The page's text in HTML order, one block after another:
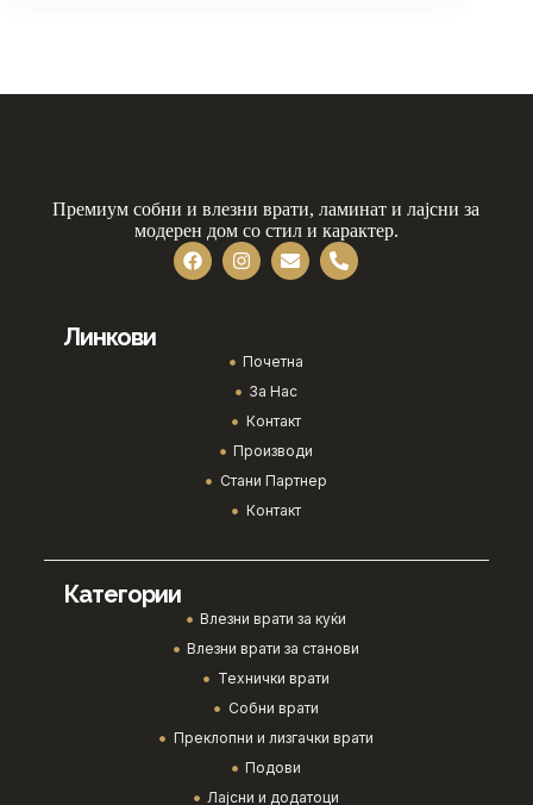
Премиум собни и влезни врати, ламинат и лајсни за
модерен дом со стил и карактер.
Линкови
Почетна
За Нас
Контакт
Производи
Стани Партнер
Контакт
Категории
Влезни врати за куќи
Влезни врати за станови
Технички врати
Собни врати
Преклопни и лизгачки врати
Подови
Лајсни и додатоци